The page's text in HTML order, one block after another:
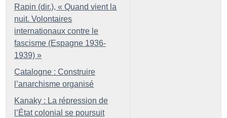
Rapin (dir.), « Quand vient la
nuit. Volontaires
internationaux contre le
fascisme (Espagne 1936-
1939) »
Catalogne : Construire
l’anarchisme organisé
Kanaky : La répression de
l’État colonial se poursuit